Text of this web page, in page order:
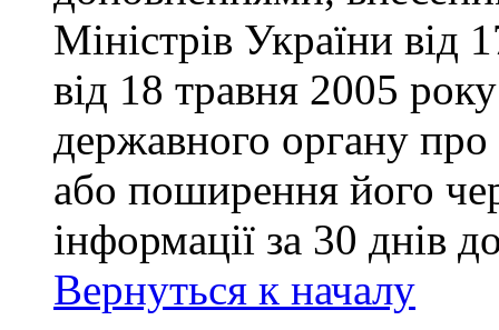
Міністрів України від
від 18 травня 2005
державного органу
або поширення його
інформації за 30 днів
Вернуться к началу